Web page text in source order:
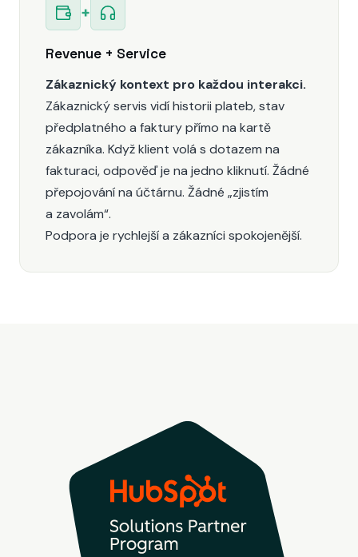
+
Revenue + Service
Zákaznický kontext pro každou interakci.
Zákaznický servis vidí historii plateb, stav
předplatného a faktury přímo na kartě
zákazníka. Když klient volá s dotazem na
fakturaci, odpověď je na jedno kliknutí. Žádné
přepojování na účtárnu. Žádné „zjistím
a zavolám“.
Podpora je rychlejší a zákazníci spokojenější.